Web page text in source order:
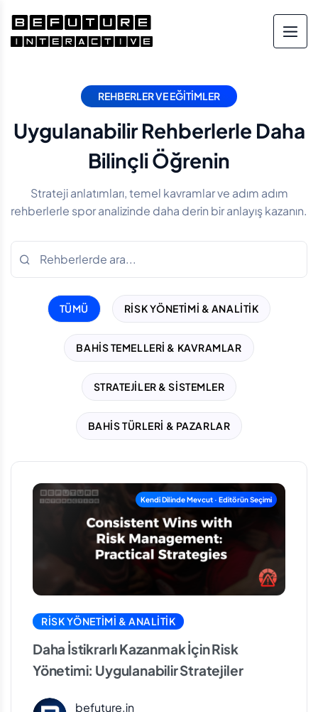
REHBERLER VE EĞITIMLER
Uygulanabilir Rehberlerle Daha
Bilinçli Öğrenin
Strateji anlatımları, temel kavramlar ve adım adım
rehberlerle spor analizinde daha derin bir anlayış kazanın.
TÜMÜ RISK YÖNETIMI & ANALITIK
BAHIS TEMELLERI & KAVRAMLAR
STRATEJILER & SISTEMLER
BAHIS TÜRLERI & PAZARLAR
RISK YÖNETIMI & ANALITIK
Daha İstikrarlı Kazanmak İçin Risk
Yönetimi: Uygulanabilir Stratejiler
befuture.in